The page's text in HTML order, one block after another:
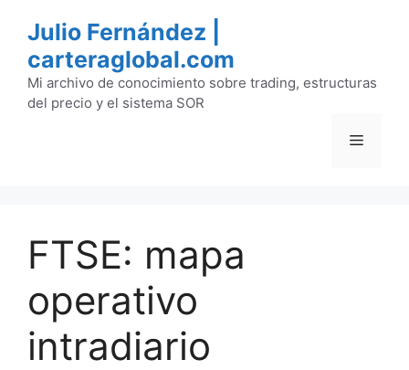
contenido
Julio Fernández |
carteraglobal.com
Mi archivo de conocimiento sobre trading, estructuras
del precio y el sistema SOR
Menú
FTSE: mapa
operativo
intradiario